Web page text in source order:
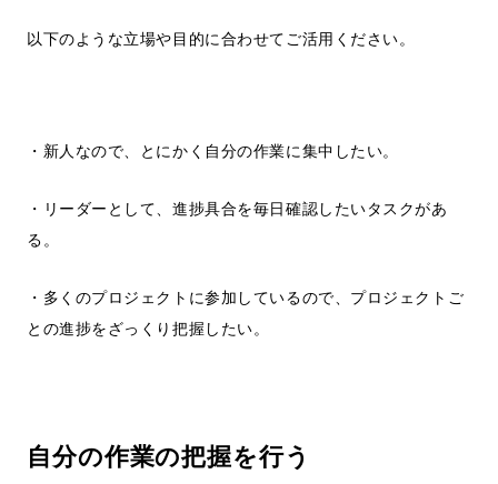
以下のような立場や目的に合わせてご活用ください。
・新人なので、とにかく自分の作業に集中したい。
・リーダーとして、進捗具合を毎日確認したいタスクがあ
る。
・多くのプロジェクトに参加しているので、プロジェクトご
との進捗をざっくり把握したい。
自分の作業の把握を行う